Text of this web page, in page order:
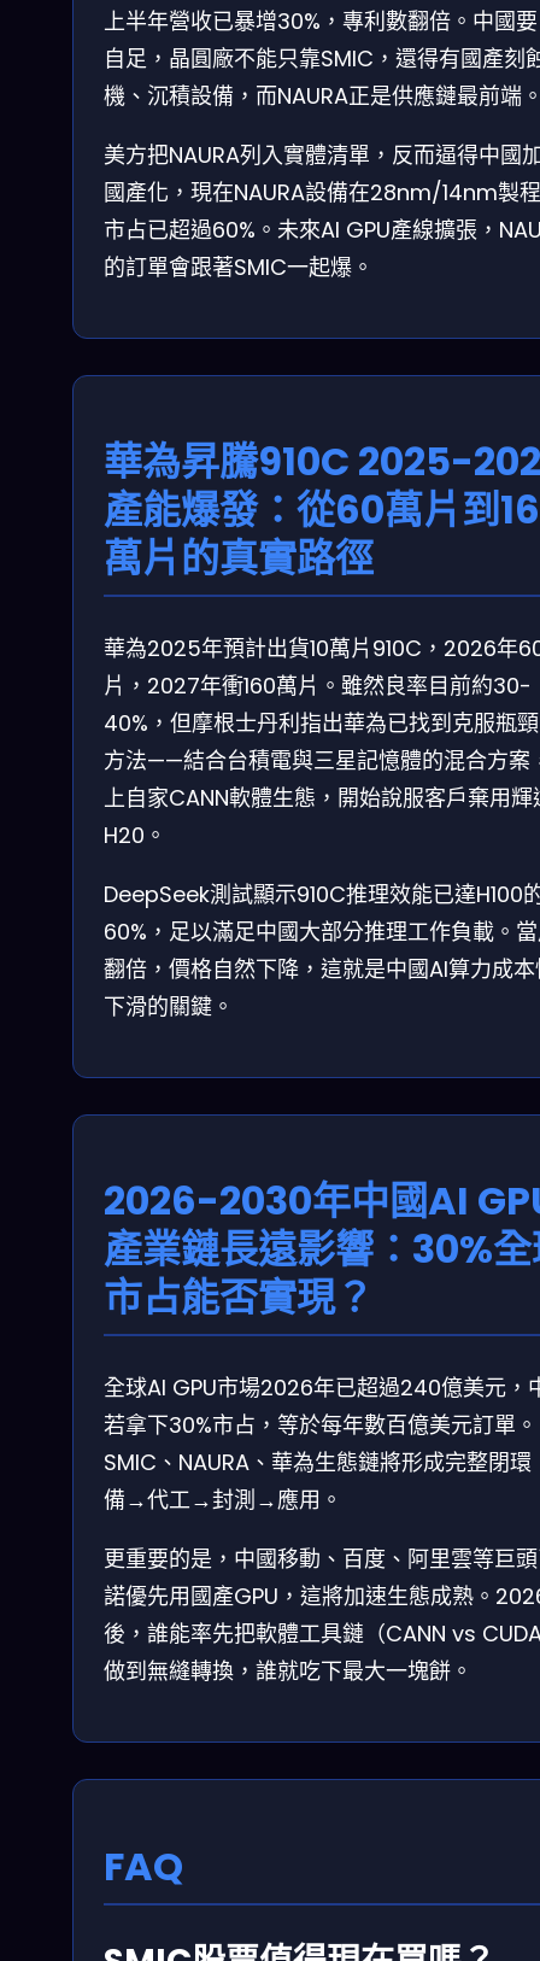
上半年營收已暴增30%，專利數翻倍。中國
自足，晶圓廠不能只靠SMIC，還得有國產刻
機、沉積設備，而NAURA正是供應鏈最前端
美方把NAURA列入實體清單，反而逼得中國
國產化，現在NAURA設備在28nm/14nm製
市占已超過60%。未來AI GPU產線擴張，
的訂單會跟著SMIC一起爆。
華為昇騰910C 2025-
產能爆發：從60萬片到
萬片的真實路徑
華為2025年預計出貨10萬片910C，2026年
片，2027年衝160萬片。雖然良率目前約30-
40%，但摩根士丹利指出華為已找到克服瓶
方法——結合台積電與三星記憶體的混合方案
上自家CANN軟體生態，開始說服客戶棄用輝
H20。
DeepSeek測試顯示910C推理效能已達H100
60%，足以滿足中國大部分推理工作負載。
翻倍，價格自然下降，這就是中國AI算力成
下滑的關鍵。
2026-2030年中國AI
產業鏈長遠影響：30%
市占能否實現？
全球AI GPU市場2026年已超過240億美元，
若拿下30%市占，等於每年數百億美元訂單。
SMIC、NAURA、華為生態鏈將形成完整閉環
備→代工→封測→應用。
更重要的是，中國移動、百度、阿里雲等巨
諾優先用國產GPU，這將加速生態成熟。
後，誰能率先把軟體工具鏈（CANN vs
做到無縫轉換，誰就吃下最大一塊餅。
FAQ